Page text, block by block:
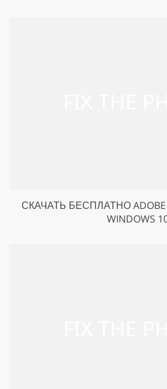
СКАЧАТЬ БЕСПЛАТНО ADOBE
WINDOWS